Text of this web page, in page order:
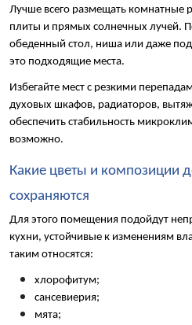
Лучше всего размещать комнатные
плиты и прямых солнечных лучей.
обеденный стол, ниша или даже
это подходящие места.
Избегайте мест с резкими
духовых шкафов, радиаторов,
обеспечить стабильность
возможно.
Какие цветы и композиции
сохраняются
Для этого помещения подойдут
кухни, устойчивые к изменениям
таким относятся:
хлорофитум;
сансевиерия;
мята;